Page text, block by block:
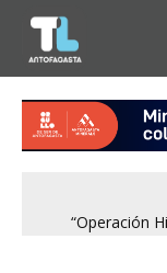
“Operación